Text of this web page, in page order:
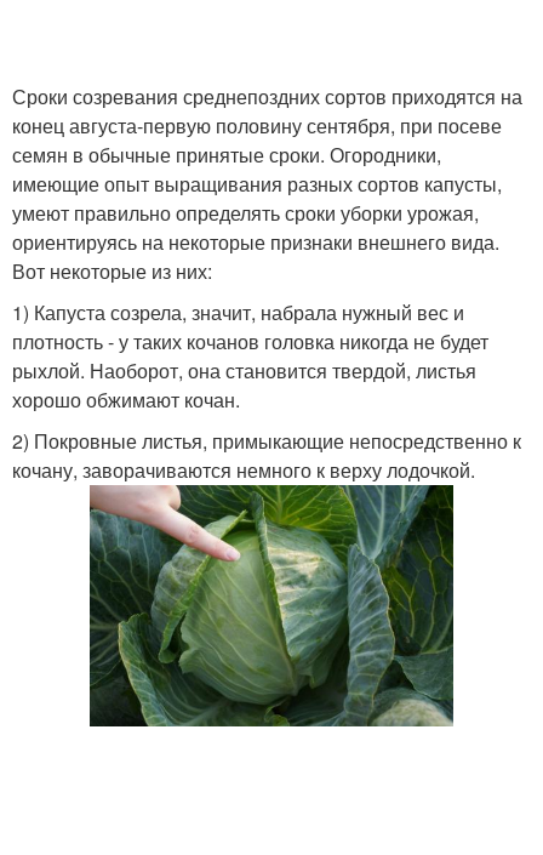
Сроки созревания среднепоздних сортов приходятся на
конец августа-первую половину сентября, при посеве
семян в обычные принятые сроки. Огородники,
имеющие опыт выращивания разных сортов капусты,
умеют правильно определять сроки уборки урожая,
ориентируясь на некоторые признаки внешнего вида.
Вот некоторые из них:
1) Капуста созрела, значит, набрала нужный вес и
плотность - у таких кочанов головка никогда не будет
рыхлой. Наоборот, она становится твердой, листья
хорошо обжимают кочан.
2) Покровные листья, примыкающие непосредственно к
кочану, заворачиваются немного к верху лодочкой.